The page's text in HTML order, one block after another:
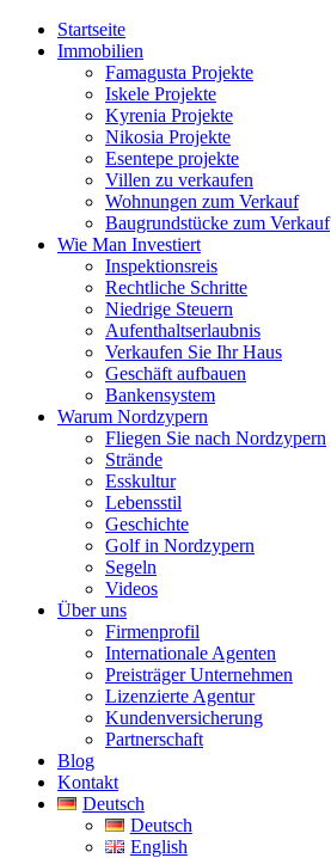
Startseite
Immobilien
Famagusta Projekte
Iskele Projekte
Kyrenia Projekte
Nikosia Projekte
Esentepe projekte
Villen zu verkaufen
Wohnungen zum Verkauf
Baugrundstücke zum Verkauf
Wie Man Investiert
Inspektionsreis
Rechtliche Schritte
Niedrige Steuern
Aufenthaltserlaubnis
Verkaufen Sie Ihr Haus
Geschäft aufbauen
Bankensystem
Warum Nordzypern
Fliegen Sie nach Nordzypern
Strände
Esskultur
Lebensstil
Geschichte
Golf in Nordzypern
Segeln
Videos
Über uns
Firmenprofil
Internationale Agenten
Preisträger Unternehmen
Lizenzierte Agentur
Kundenversicherung
Partnerschaft
Blog
Kontakt
Deutsch
Deutsch
English